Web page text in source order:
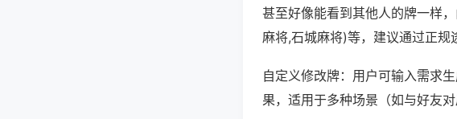
甚至好像能看到其他人的牌一样
麻将,石城麻将)等，建议通过正规
自定义修改牌：用户可输入需求
果，适用于多种场景（如与好友